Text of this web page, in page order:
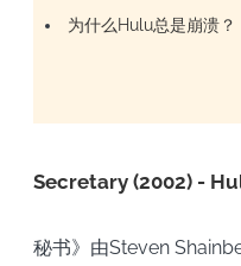
为什么Hulu总是崩溃？
Secretary (2002) -
秘书》由Steven